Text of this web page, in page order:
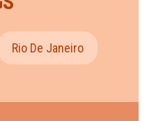
Rio De Janeiro